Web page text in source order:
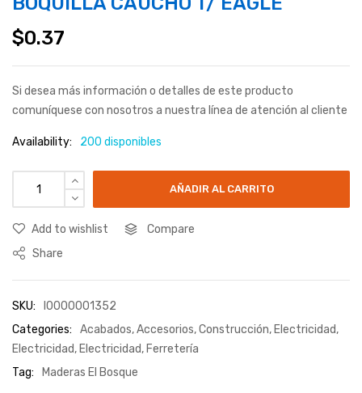
$0.37
Si desea más información o detalles de este producto
comuníquese con nosotros a nuestra línea de atención al cliente
Availability: 200 disponibles
AÑADIR AL CARRITO
Add to wishlist
Compare
Share
SKU:
I0000001352
Categories:
Acabados,Accesorios,Construcción, Electricidad,
Electricidad, Electricidad, Ferretería
Tag:
Maderas El Bosque